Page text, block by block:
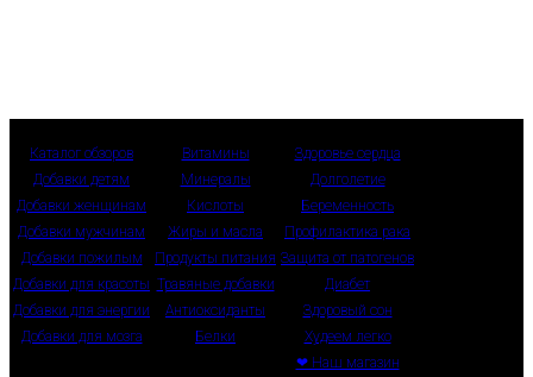
Каталог обзоров
Добавки детям
Добавки женщинам
Добавки мужчинам
Добавки пожилым
Добавки для красоты
Добавки для энергии
Добавки для мозга
Витамины
Минералы
Кислоты
Жиры и масла
Продукты питания
Травяные добавки
Антиоксиданты
Белки
Здоровье сердца
Долголетие
Беременность
Профилактика рака
Защита от патогенов
Диабет
Здоровый сон
Худеем легко
❤ Наш магазин